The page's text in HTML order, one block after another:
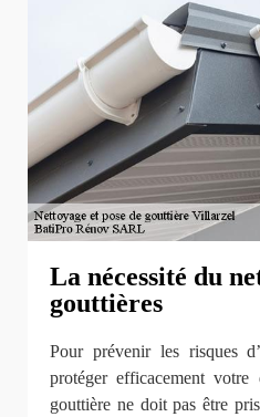
La nécessité du
gouttières
Pour prévenir les risques
protéger efficacement votre
gouttière ne doit pas être